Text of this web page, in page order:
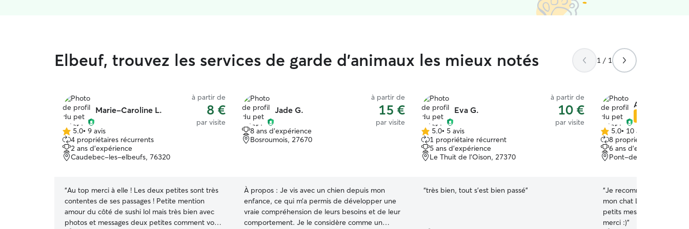
Elbeuf, trouvez les services de garde d'animaux les mieux notés 1 / 1
Marie-Caroline L.
à partir de
8 €
par visite
5.0 étoile(s)
sur
5
5.0• 9 avis
4 propriétaires récurrents
2 ans d'expérience
Caudebec-les-elbeufs, 76320
“Au top merci à elle ! Les deux petites sont très
contentes de ses passages ! Petite mention
amour du côté de sushi lol mais très bien avec
photos et messages deux petites comment vont
Jade G.
à partir de
15 €
par visite
8 ans d'expérience
Bosroumois, 27670
À propos : Je vis avec un chien depuis mon
enfance, ce qui m’a permis de développer une
vraie compréhension de leurs besoins et de leur
comportement. Je le considère comme un
Eva G.
à partir de
10 €
par visite
5.0 étoile(s)
sur
5
5.0• 5 avis
1 propriétaire récurrent
5 ans d'expérience
Le Thuit de l'Oison, 27370
“très bien, tout s'est bien passé”
Alexis T.
5.0 étoile(s)
sur
5
5.0• 10 avis
8 propriétaires
6 ans d'expérience
Pont-de-l'Arche, 27340
“Je recommande Alexis ! Il a bien pris soin de
mon chat Looping, et m'a
petits messages et
merci :)”